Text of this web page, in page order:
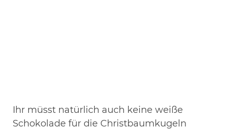
Ihr müsst natürlich auch keine weiße
Schokolade für die Christbaumkugeln